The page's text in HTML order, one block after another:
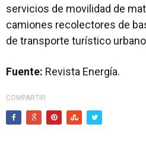
servicios de movilidad de
camiones recolectores de
de transporte turístico
Fuente: Revista Energía.
COMPARTIR